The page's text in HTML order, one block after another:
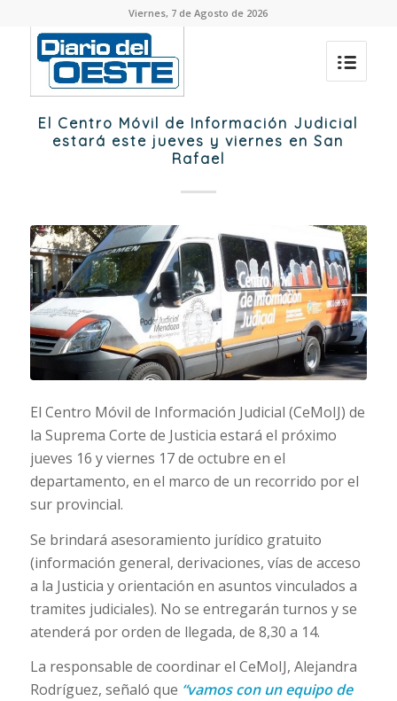
Viernes, 7 de Agosto de 2026
El Centro Móvil de Información Judicial
estará este jueves y viernes en San
Rafael
El Centro Móvil de Información Judicial (CeMoIJ) de
la Suprema Corte de Justicia estará el próximo
jueves 16 y viernes 17 de octubre en el
departamento, en el marco de un recorrido por el
sur provincial.
Se brindará asesoramiento jurídico gratuito
(información general, derivaciones, vías de acceso
a la Justicia y orientación en asuntos vinculados a
tramites judiciales). No se entregarán turnos y se
atenderá por orden de llegada, de 8,30 a 14.
La responsable de coordinar el CeMoIJ, Alejandra
Rodríguez, señaló que “vamos con un equipo de